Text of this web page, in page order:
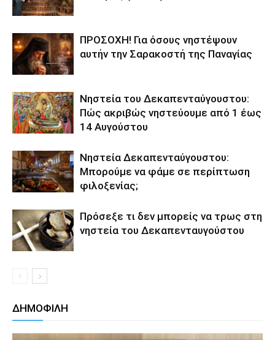
ΠΡΟΣΟΧΗ! Για όσους νηστέψουν
αυτήν την Σαρακοστή της Παναγίας
Νηστεία του Δεκαπενταύγουστου:
Πώς ακριβώς νηστεύουμε από 1 έως
14 Αυγούστου
Νηστεία Δεκαπενταύγουστου:
Μπορούμε να φάμε σε περίπτωση
φιλοξενίας;
Πρόσεξε τι δεν μπορείς να τρως στη
νηστεία του Δεκαπενταυγούστου
ΔΗΜΟΦΙΛΗ